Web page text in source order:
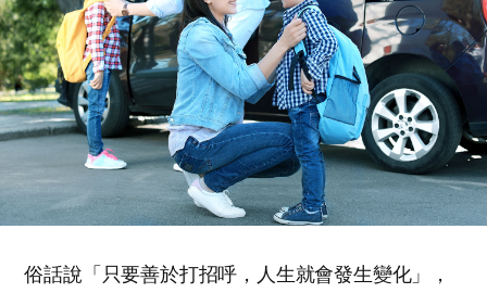
俗話說「只要善於打招呼，人生就會發生變化」，